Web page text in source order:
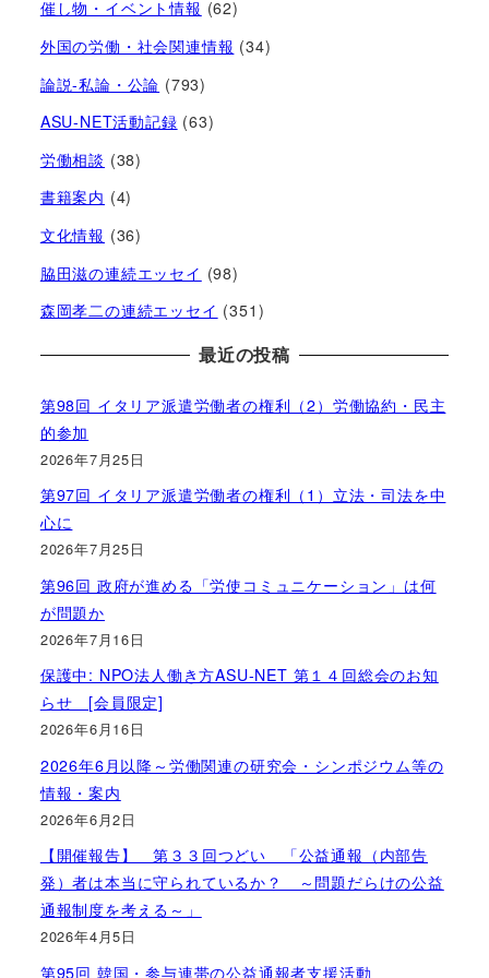
催し物・イベント情報 (62)
外国の労働・社会関連情報 (34)
論説-私論・公論 (793)
ASU-NET活動記録 (63)
労働相談 (38)
書籍案内 (4)
文化情報 (36)
脇田滋の連続エッセイ (98)
森岡孝二の連続エッセイ (351)
最近の投稿
第98回 イタリア派遣労働者の権利（2）労働協約・民主
的参加
2026年7月25日
第97回 イタリア派遣労働者の権利（1）立法・司法を中
心に
2026年7月25日
第96回 政府が進める「労使コミュニケーション」は何
が問題か
2026年7月16日
保護中: NPO法人働き方ASU-NET 第１４回総会のお知
らせ [会員限定]
2026年6月16日
2026年6月以降～労働関連の研究会・シンポジウム等の
情報・案内
2026年6月2日
【開催報告】 第３３回つどい 「公益通報（内部告
発）者は本当に守られているか？ ～問題だらけの公益
通報制度を考える～」
2026年4月5日
第95回 韓国・参与連帯の公益通報者支援活動